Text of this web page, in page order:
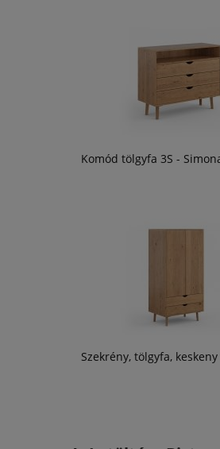
Komód tölgyfa 3S -
Szekrény, tölgyfa,